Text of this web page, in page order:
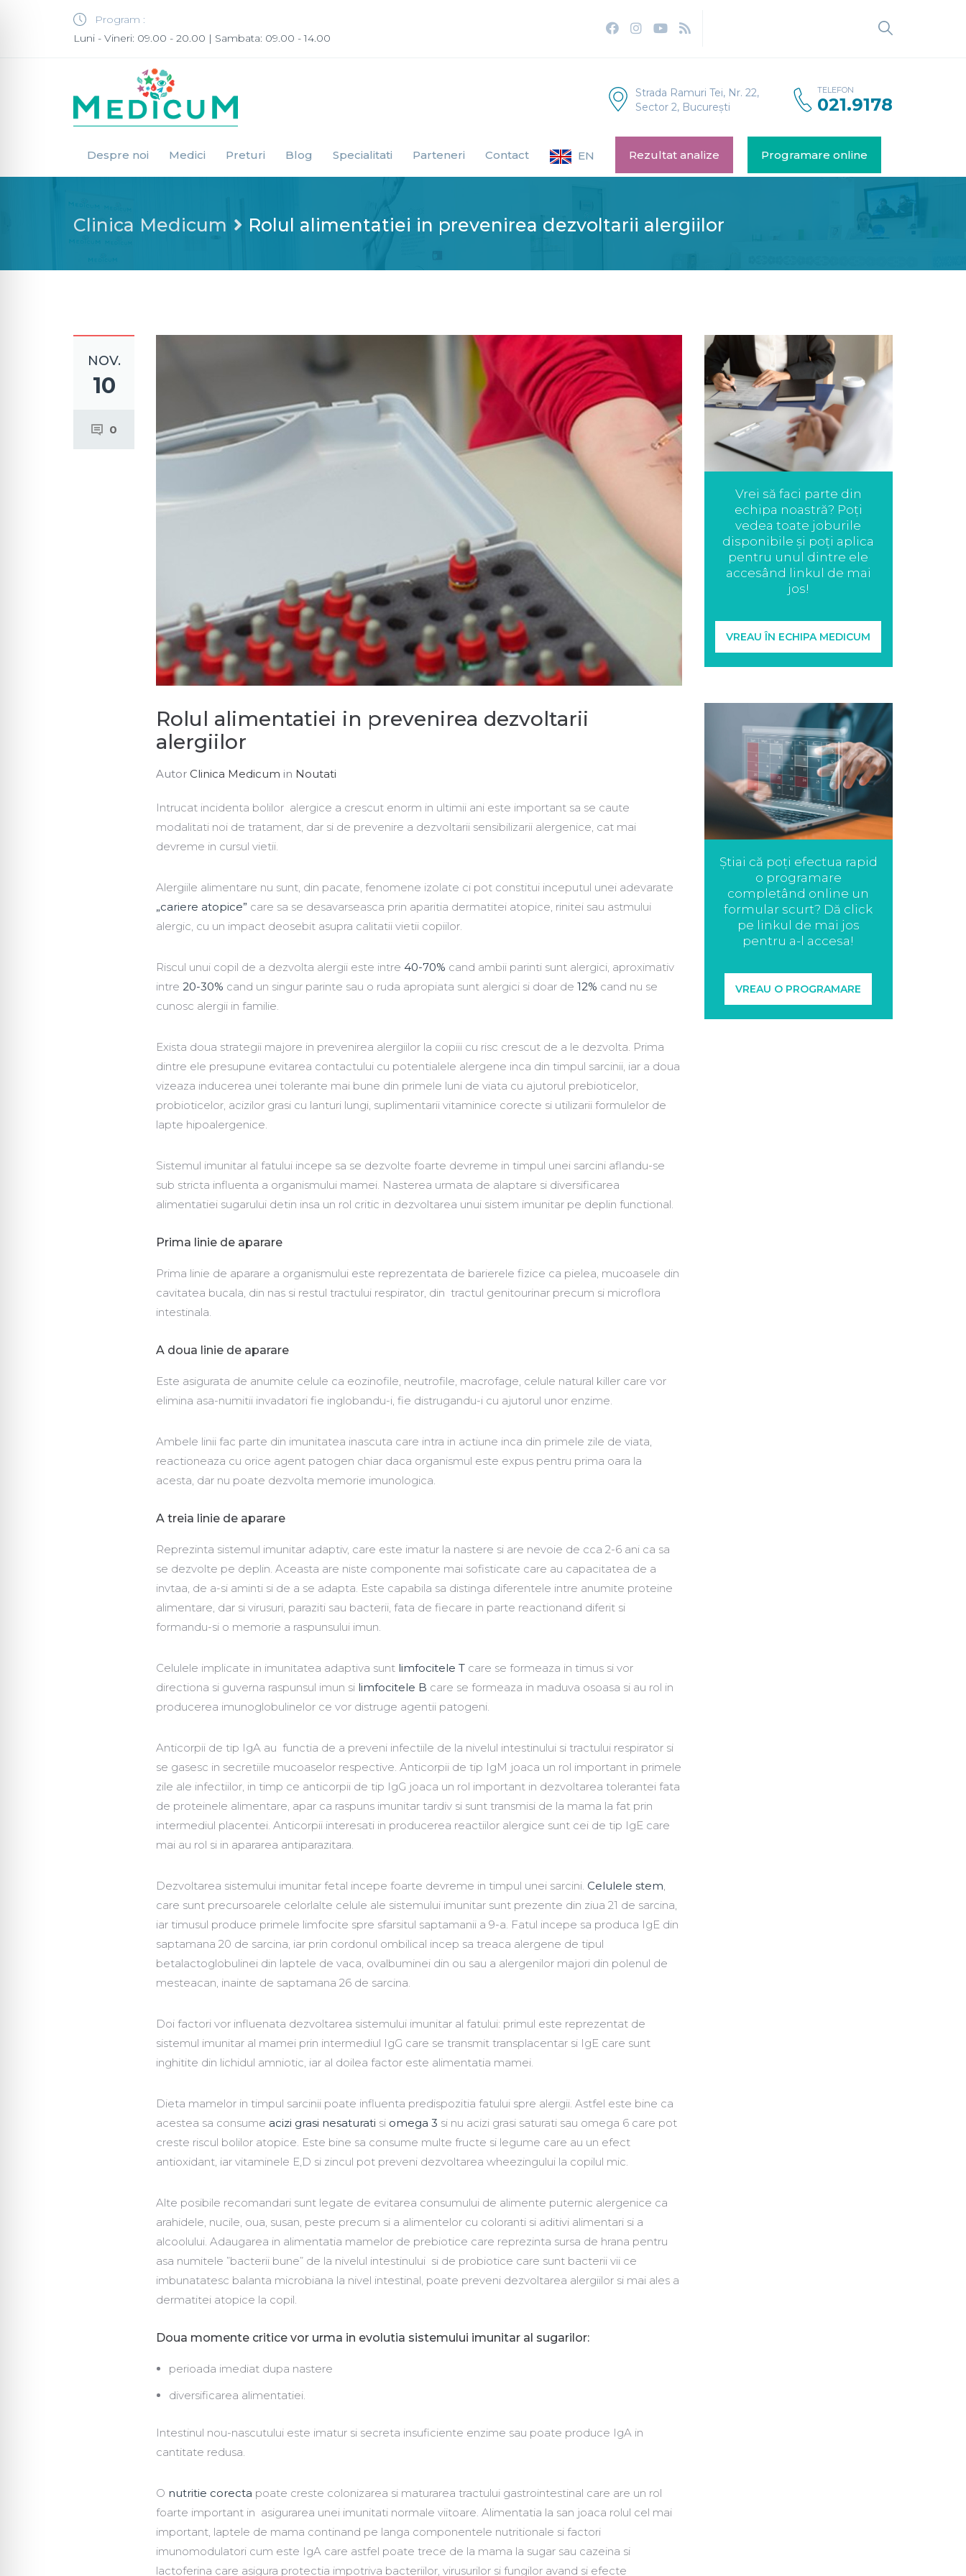
Program :
Luni - Vineri: 09.00 - 20.00 | Sambata: 09.00 - 14.00
Strada Ramuri Tei, Nr. 22,
Sector 2, București
TELEFON
021.9178
Despre noi Medici Preturi Blog Specialitati Parteneri Contact EN Rezultat analize Programare online
Clinica Medicum Rolul alimentatiei in prevenirea dezvoltarii alergiilor
NOV.
10
0
Rolul alimentatiei in prevenirea dezvoltarii
alergiilor
Autor Clinica Medicum in Noutati
Intrucat incidenta bolilor alergice a crescut enorm in ultimii ani este important sa se caute
modalitati noi de tratament, dar si de prevenire a dezvoltarii sensibilizarii alergenice, cat mai
devreme in cursul vietii.
Alergiile alimentare nu sunt, din pacate, fenomene izolate ci pot constitui inceputul unei adevarate
„cariere atopice” care sa se desavarseasca prin aparitia dermatitei atopice, rinitei sau astmului
alergic, cu un impact deosebit asupra calitatii vietii copiilor.
Riscul unui copil de a dezvolta alergii este intre 40-70% cand ambii parinti sunt alergici, aproximativ
intre 20-30% cand un singur parinte sau o ruda apropiata sunt alergici si doar de 12% cand nu se
cunosc alergii in familie.
Exista doua strategii majore in prevenirea alergiilor la copiii cu risc crescut de a le dezvolta. Prima
dintre ele presupune evitarea contactului cu potentialele alergene inca din timpul sarcinii, iar a doua
vizeaza inducerea unei tolerante mai bune din primele luni de viata cu ajutorul prebioticelor,
probioticelor, acizilor grasi cu lanturi lungi, suplimentarii vitaminice corecte si utilizarii formulelor de
lapte hipoalergenice.
Sistemul imunitar al fatului incepe sa se dezvolte foarte devreme in timpul unei sarcini aflandu-se
sub stricta influenta a organismului mamei. Nasterea urmata de alaptare si diversificarea
alimentatiei sugarului detin insa un rol critic in dezvoltarea unui sistem imunitar pe deplin functional.
Prima linie de aparare
Prima linie de aparare a organismului este reprezentata de barierele fizice ca pielea, mucoasele din
cavitatea bucala, din nas si restul tractului respirator, din tractul genitourinar precum si microflora
intestinala.
A doua linie de aparare
Este asigurata de anumite celule ca eozinofile, neutrofile, macrofage, celule natural killer care vor
elimina asa-numitii invadatori fie inglobandu-i, fie distrugandu-i cu ajutorul unor enzime.
Ambele linii fac parte din imunitatea inascuta care intra in actiune inca din primele zile de viata,
reactioneaza cu orice agent patogen chiar daca organismul este expus pentru prima oara la
acesta, dar nu poate dezvolta memorie imunologica.
A treia linie de aparare
Reprezinta sistemul imunitar adaptiv, care este imatur la nastere si are nevoie de cca 2-6 ani ca sa
se dezvolte pe deplin. Aceasta are niste componente mai sofisticate care au capacitatea de a
invtaa, de a-si aminti si de a se adapta. Este capabila sa distinga diferentele intre anumite proteine
alimentare, dar si virusuri, paraziti sau bacterii, fata de fiecare in parte reactionand diferit si
formandu-si o memorie a raspunsului imun.
Celulele implicate in imunitatea adaptiva sunt limfocitele T care se formeaza in timus si vor
directiona si guverna raspunsul imun si limfocitele B care se formeaza in maduva osoasa si au rol in
producerea imunoglobulinelor ce vor distruge agentii patogeni.
Anticorpii de tip IgA au functia de a preveni infectiile de la nivelul intestinului si tractului respirator si
se gasesc in secretiile mucoaselor respective. Anticorpii de tip IgM joaca un rol important in primele
zile ale infectiilor, in timp ce anticorpii de tip IgG joaca un rol important in dezvoltarea tolerantei fata
de proteinele alimentare, apar ca raspuns imunitar tardiv si sunt transmisi de la mama la fat prin
intermediul placentei. Anticorpii interesati in producerea reactiilor alergice sunt cei de tip IgE care
mai au rol si in apararea antiparazitara.
Dezvoltarea sistemului imunitar fetal incepe foarte devreme in timpul unei sarcini. Celulele stem,
care sunt precursoarele celorlalte celule ale sistemului imunitar sunt prezente din ziua 21 de sarcina,
iar timusul produce primele limfocite spre sfarsitul saptamanii a 9-a. Fatul incepe sa produca IgE din
saptamana 20 de sarcina, iar prin cordonul ombilical incep sa treaca alergene de tipul
betalactoglobulinei din laptele de vaca, ovalbuminei din ou sau a alergenilor majori din polenul de
mesteacan, inainte de saptamana 26 de sarcina.
Doi factori vor influenata dezvoltarea sistemului imunitar al fatului: primul este reprezentat de
sistemul imunitar al mamei prin intermediul IgG care se transmit transplacentar si IgE care sunt
inghitite din lichidul amniotic, iar al doilea factor este alimentatia mamei.
Dieta mamelor in timpul sarcinii poate influenta predispozitia fatului spre alergii. Astfel este bine ca
acestea sa consume acizi grasi nesaturati si omega 3 si nu acizi grasi saturati sau omega 6 care pot
creste riscul bolilor atopice. Este bine sa consume multe fructe si legume care au un efect
antioxidant, iar vitaminele E,D si zincul pot preveni dezvoltarea wheezingului la copilul mic.
Alte posibile recomandari sunt legate de evitarea consumului de alimente puternic alergenice ca
arahidele, nucile, oua, susan, peste precum si a alimentelor cu coloranti si aditivi alimentari si a
alcoolului. Adaugarea in alimentatia mamelor de prebiotice care reprezinta sursa de hrana pentru
asa numitele ”bacterii bune” de la nivelul intestinului si de probiotice care sunt bacterii vii ce
imbunatatesc balanta microbiana la nivel intestinal, poate preveni dezvoltarea alergiilor si mai ales a
dermatitei atopice la copil.
Doua momente critice vor urma in evolutia sistemului imunitar al sugarilor:
perioada imediat dupa nastere
diversificarea alimentatiei.
Intestinul nou-nascutului este imatur si secreta insuficiente enzime sau poate produce IgA in
cantitate redusa.
O nutritie corecta poate creste colonizarea si maturarea tractului gastrointestinal care are un rol
foarte important in asigurarea unei imunitati normale viitoare. Alimentatia la san joaca rolul cel mai
important, laptele de mama continand pe langa componentele nutritionale si factori
imunomodulatori cum este IgA care astfel poate trece de la mama la sugar sau cazeina si
lactoferina care asigura protectia impotriva bacteriilor, virusurilor si fungilor avand si efecte
Vrei să faci parte din
echipa noastră? Poți
vedea toate joburile
disponibile și poți aplica
pentru unul dintre ele
accesând linkul de mai
jos!
VREAU ÎN ECHIPA MEDICUM
Știai că poți efectua rapid
o programare
completând online un
formular scurt? Dă click
pe linkul de mai jos
pentru a-l accesa!
VREAU O PROGRAMARE